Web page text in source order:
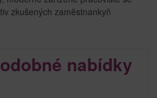
zkušených zaměstnankyň
nabídky